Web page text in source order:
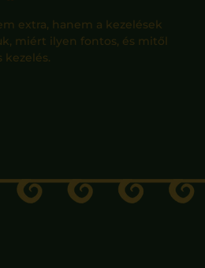
extra, hanem a kezelések
miért ilyen fontos, és mitől
kezelés.